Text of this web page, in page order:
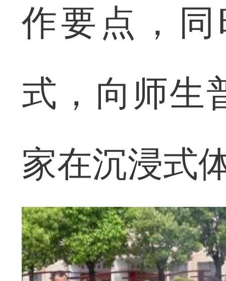
作要点，
式，向师生
家在沉浸式